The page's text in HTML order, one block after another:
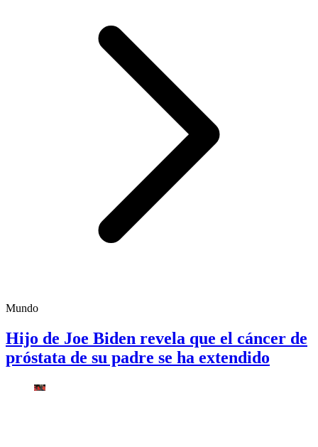
Mundo
Hijo de Joe Biden revela que el cáncer de
próstata de su padre se ha extendido